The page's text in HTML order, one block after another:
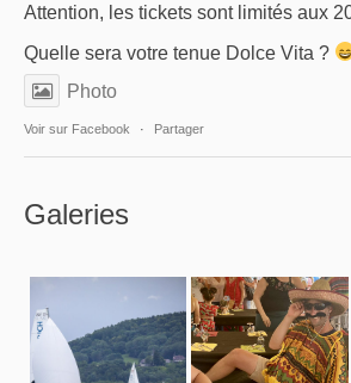
Attention, les tickets sont limités aux
Quelle sera votre tenue Dolce Vita ?
Photo
Voir sur Facebook · Partager
Galeries